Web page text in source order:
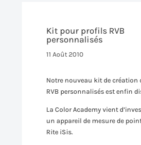
Kit pour profils RVB
personnalisés
11 Août 2010
Notre nouveau kit de création
RVB personnalisés est enfin
La Color Academy vient
un appareil de mesure de
Rite iSis.